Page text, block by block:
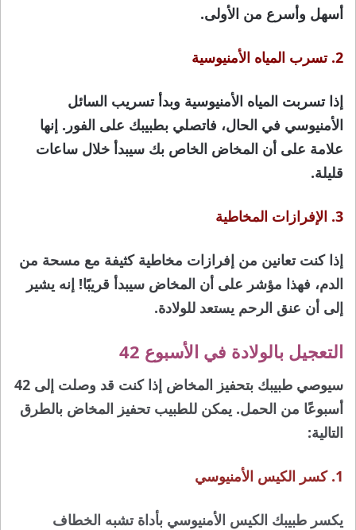
أسهل وأسرع من الأولى.
2. تسرب المياه الأمنيوسية
إذا تسربت المياه الأمنيوسية وبدأ تسريب السائل
الأمنيوسي في الحال، فاتصلي بطبيبك على الفور. إنها
علامة على أن المخاض الخاص بك سيبدأ خلال ساعات
قليلة.
3. الإفرازات المخاطية
إذا كنت تعانين من إفرازات مخاطية كثيفة مع مسحة من
الدم، فهذا مؤشر على أن المخاض سيبدأ قريبًا! إنه يشير
إلى أن عنق الرحم يستعد للولادة.
التعجيل بالولادة في الأسبوع 42
سيوصي طبيبك بتحفيز المخاض إذا كنت قد وصلت إلى 42
أسبوعًا من الحمل. يمكن للطبيب تحفيز المخاض بالطرق
التالية:
1. كسر الكيس الأمنيوسي
يكسر طبيبك الكيس الأمنيوسي بأداة تشبه الخطاف